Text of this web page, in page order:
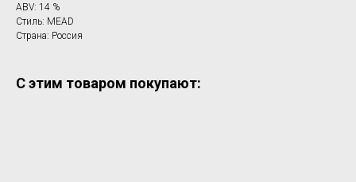
ABV: 14 %
Стиль: MEAD
Страна: Россия
С этим товаром покупают: